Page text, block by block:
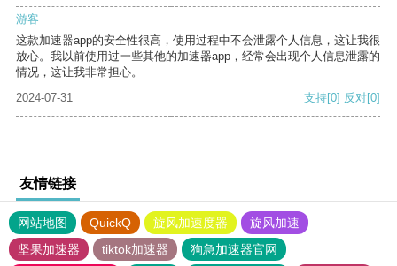
游客
这款加速器app的安全性很高，使用过程中不会泄露个人信息，这让我很
放心。我以前使用过一些其他的加速器app，经常会出现个人信息泄露的
情况，这让我非常担心。
2024-07-31
支持[0] 反对[0]
友情链接
网站地图 QuickQ 旋风加速度器
旋风加速
坚果加速器
tiktok加速器
狗急加速器官网